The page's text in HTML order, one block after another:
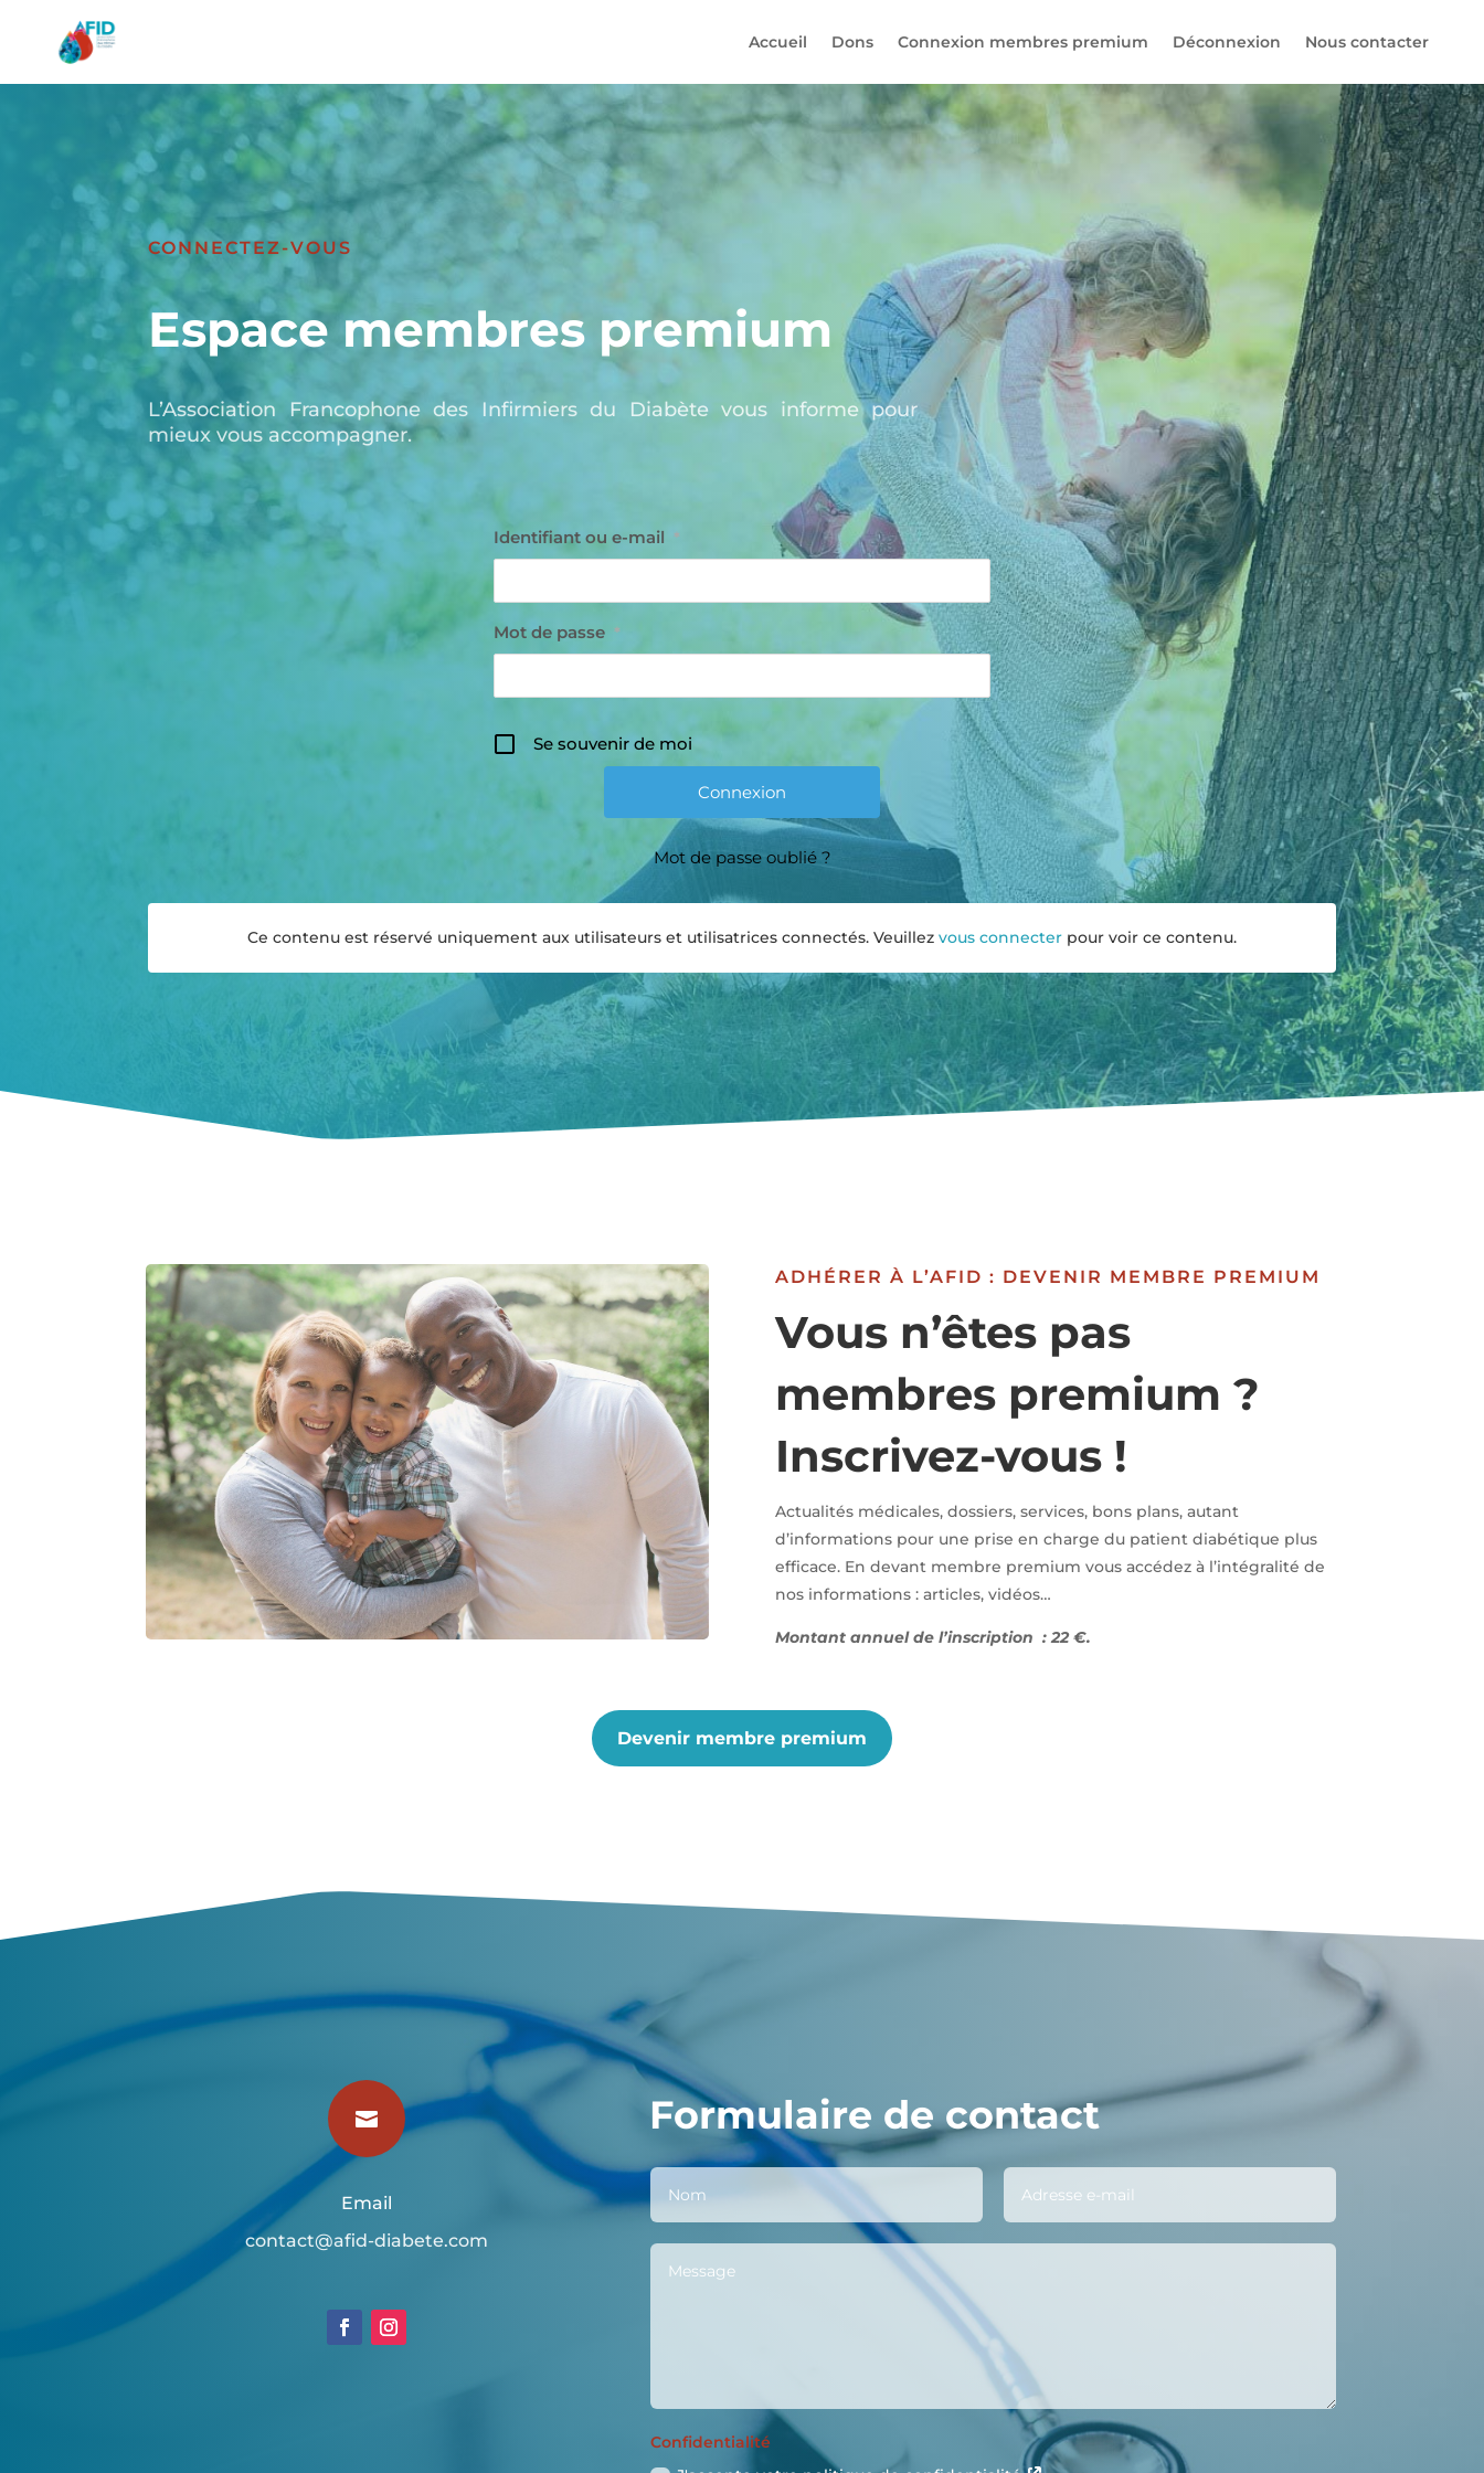
Accueil Dons Connexion membres premium Déconnexion Nous contacter
CONNECTEZ-VOUS
Espace membres premium
L’Association Francophone des Infirmiers du Diabète vous informe pour
mieux vous accompagner.
Identifiant ou e-mail *
Mot de passe *
Se souvenir de moi
Mot de passe oublié ?
Ce contenu est réservé uniquement aux utilisateurs et utilisatrices connectés. Veuillez vous connecter pour voir ce contenu.
ADHÉRER À L’AFID : DEVENIR MEMBRE PREMIUM
Vous n’êtes pas
membres premium ?
Inscrivez-vous !
Actualités médicales, dossiers, services, bons plans, autant
d’informations pour une prise en charge du patient diabétique plus
efficace. En devant membre premium vous accédez à l’intégralité de
nos informations : articles, vidéos…
Montant annuel de l’inscription : 22 €.
Devenir membre premium

Email
contact@afid-diabete.com
Formulaire de contact
Confidentialité